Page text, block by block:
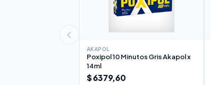
AKAPOL
Poxipol 10 Minutos Gris Akapol x
14ml
$ 6379,60